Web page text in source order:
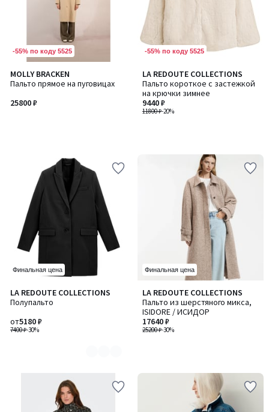
-55% по коду 5525
MOLLY BRACKEN
Пальто прямое на пуговицах
25800 ₽
-55% по коду 5525
LA REDOUTE COLLECTIONS
Пальто короткое с застежкой
на крючки зимнее
11800 ₽-20%
9440 ₽
Финальная цена
LA REDOUTE COLLECTIONS
Полупальто
7400 ₽-30%
от5180 ₽
Количество
цветов:
Финальная цена
LA REDOUTE COLLECTIONS
Пальто из шерстяного микса,
ISIDORE / ИСИДОР
25200 ₽-30%
17640 ₽